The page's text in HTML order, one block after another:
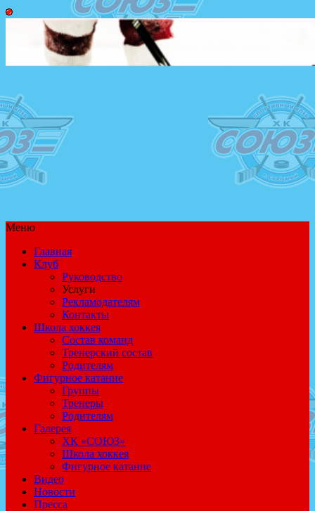
Меню
Главная
Клуб
Руководство
Услуги
Рекламодателям
Контакты
Школа хоккея
Состав команд
Тренерский состав
Родителям
Фигурное катание
Группы
Тренеры
Родителям
Галерея
ХК «СОЮЗ»
Школа хоккея
Фигурное катание
Видео
Новости
Пресса